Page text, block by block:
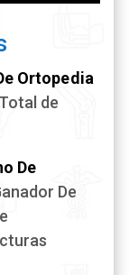
Ortopedia
de
De
De